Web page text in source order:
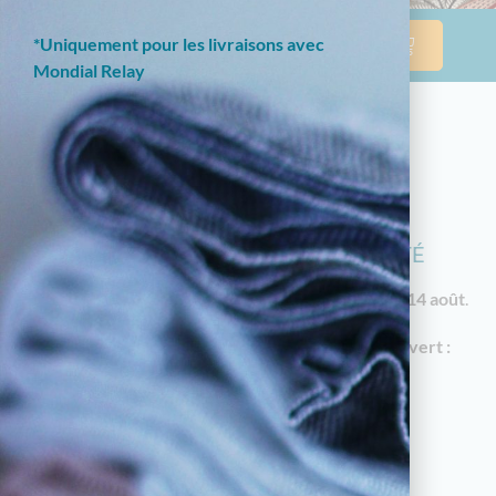
NOTRE BOUTIQUE EN LIGNE EST
ACTUELLEMENT EN CONGÉS D'ÉTÉ
Les commandes reprendront à partir duvendredi 14 août
En attendant, notre magasin à Limoges reste ouvert :
18 av. Garibaldi, 87000 Limoges
Horaires d'été : du mardi au samedi de 10h à
05.55.79.22.49
*Uniquement pour les livraisons avec
Mondial Relay